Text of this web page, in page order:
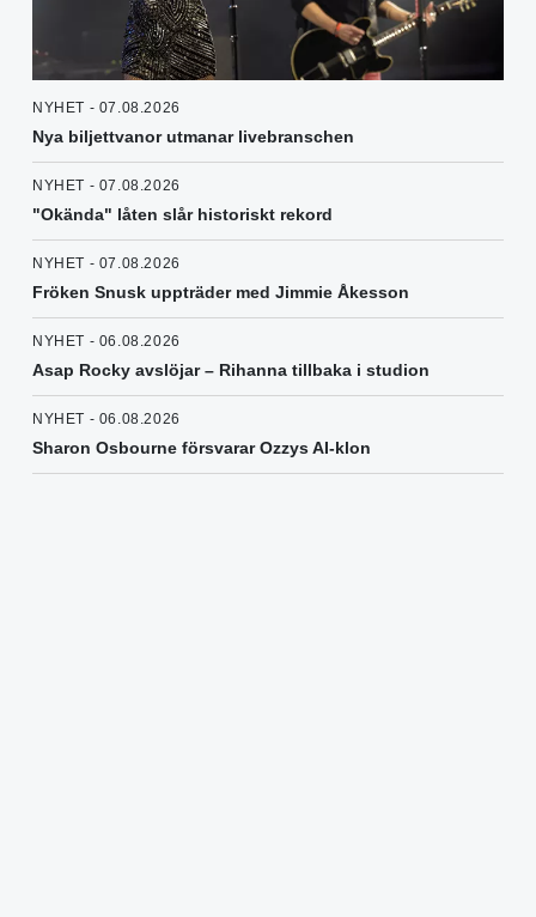
NYHET - 07.08.2026
Nya biljettvanor utmanar livebranschen
NYHET - 07.08.2026
"Okända" låten slår historiskt rekord
NYHET - 07.08.2026
Fröken Snusk uppträder med Jimmie Åkesson
NYHET - 06.08.2026
Asap Rocky avslöjar – Rihanna tillbaka i studion
NYHET - 06.08.2026
Sharon Osbourne försvarar Ozzys AI-klon